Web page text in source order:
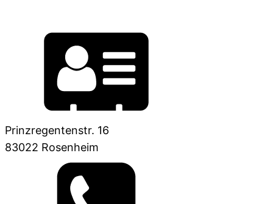
Prinzregentenstr. 16
83022 Rosenheim